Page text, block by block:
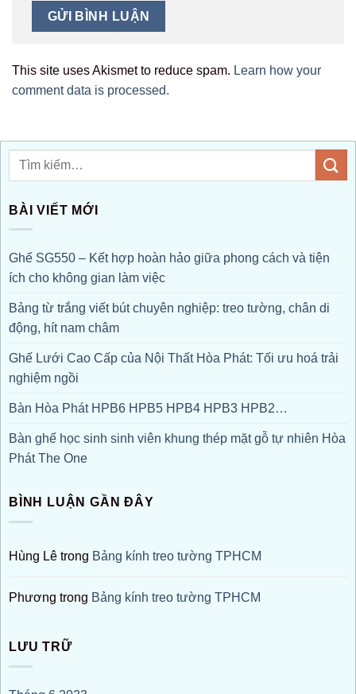
This site uses Akismet to reduce spam. Learn how your
comment data is processed.
BÀI VIẾT MỚI
Ghế SG550 – Kết hợp hoàn hảo giữa phong cách và tiện
ích cho không gian làm việc
Bảng từ trắng viết bút chuyên nghiệp: treo tường, chân di
động, hít nam châm
Ghế Lưới Cao Cấp của Nội Thất Hòa Phát: Tối ưu hoá trải
nghiệm ngồi
Bàn Hòa Phát HPB6 HPB5 HPB4 HPB3 HPB2…
Bàn ghế học sinh sinh viên khung thép mặt gỗ tự nhiên Hòa
Phát The One
BÌNH LUẬN GẦN ĐÂY
Hùng Lê trong Bảng kính treo tường TPHCM
Phương trong Bảng kính treo tường TPHCM
LƯU TRỮ